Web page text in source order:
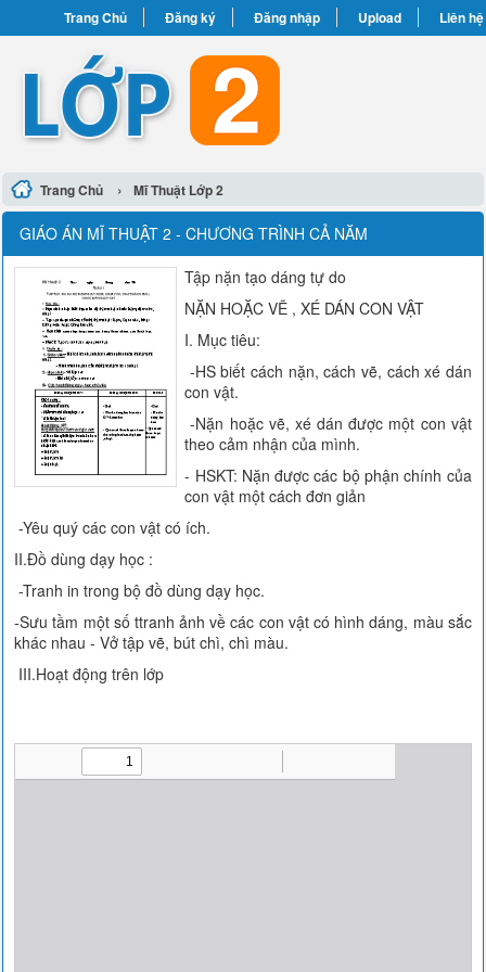
Trang Chủ Đăng ký Đăng nhập Upload Liên hệ
Trang Chủ › Mĩ Thuật Lớp 2
GIÁO ÁN MĨ THUẬT 2 - CHƯƠNG TRÌNH CẢ NĂM
Tập nặn tạo dáng tự do
NẶN HOẶC VẼ , XÉ DÁN CON VẬT
I. Mục tiêu:
-HS biết cách nặn, cách vẽ, cách xé dán
con vật.
-Nặn hoặc vẽ, xé dán được một con vật
theo cảm nhận của mình.
- HSKT: Nặn được các bộ phận chính của
con vật một cách đơn giản
-Yêu quý các con vật có ích.
II.Đồ dùng dạy học :
-Tranh in trong bộ đồ dùng dạy học.
-Sưu tầm một số ttranh ảnh về các con vật có hình dáng, màu sắc
khác nhau - Vở tập vẽ, bút chì, chì màu.
III.Hoạt động trên lớp